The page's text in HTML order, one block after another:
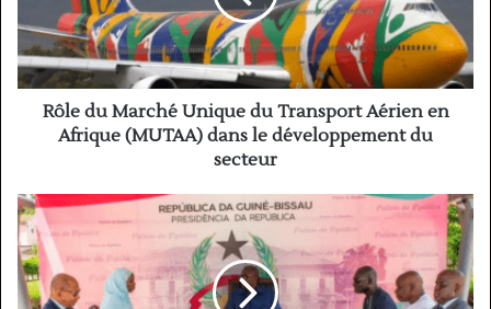
Transport
Aérien
en
Afrique
(MUTAA)
dans
du
secteur
Rôle du Marché Unique du Transport Aérien en
Afrique (MUTAA) dans le développement du
secteur
Le
Tchad
Recherche
le
Soutien